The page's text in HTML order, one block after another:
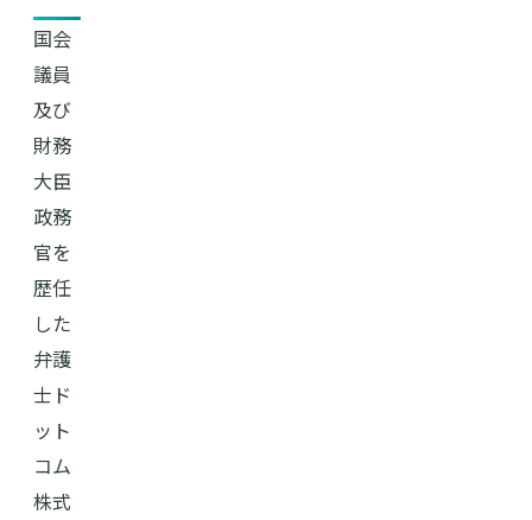
国会
議員
及び
財務
大臣
政務
官を
歴任
した
弁護
士ド
ット
コム
株式